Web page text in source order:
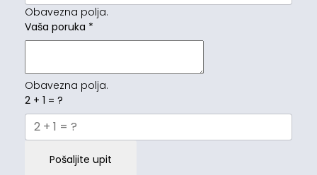
Obavezna polja.
Vaša poruka *
Obavezna polja.
2 + 1 = ?
Pošaljite upit